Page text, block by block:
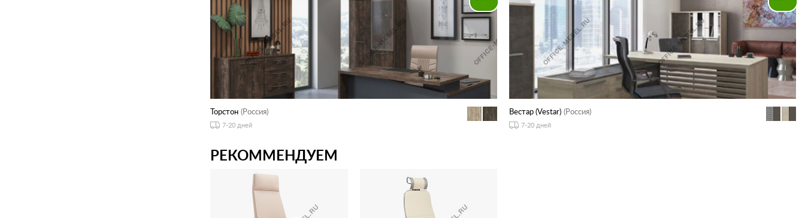
Торстон (Россия)
7-20 дней
Вестар (Vestar) (Россия)
7-20 дней
РЕКОММЕНДУЕМ